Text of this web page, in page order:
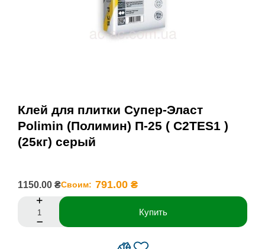
Клей для плитки Супер-Эласт
Polimin (Полимин) П-25 ( C2TES1 )
(25кг) серый
1150.00 ₴Своим: 791.00 ₴
Купить